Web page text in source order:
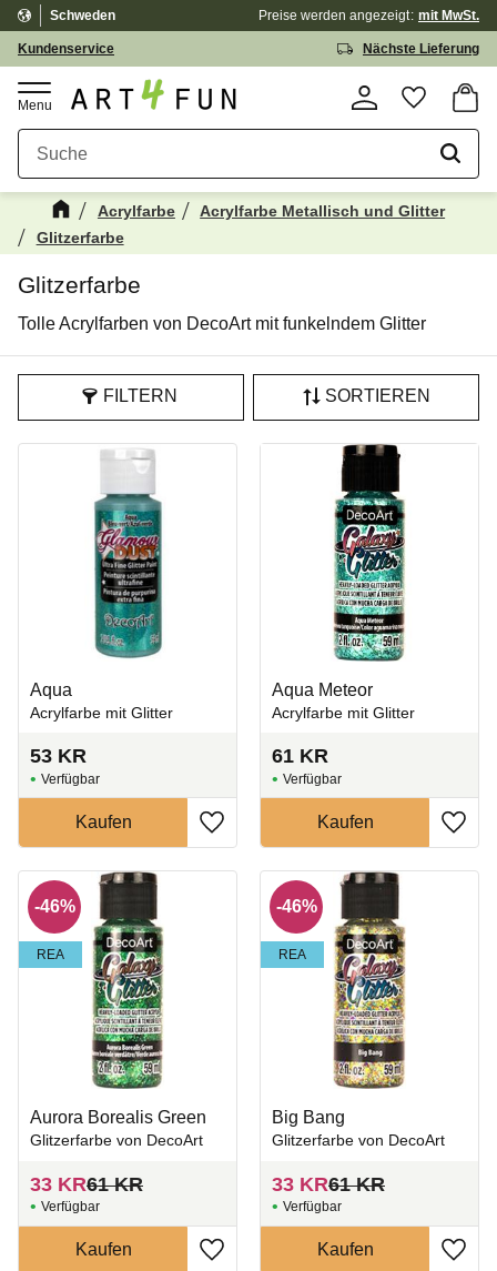
Menü
Kundenservice Nächste Lieferung
Schweden Preise werden angezeigt mit MwSt.
Acrylfarbe
Acrylfarbe Metallisch und Glitter
Glitzerfarbe
Glitzerfarbe
Tolle Acrylfarben von DecoArt mit funkelndem Glitter
FILTERN SORTIEREN
Aqua
Acrylfarbe mit Glitter
53 KR
Zu Favoriten hinzufügen
Aqua Meteor
Acrylfarbe mit Glitter
61 KR
Zu
Aurora Borealis Green
Glitzerfarbe von DecoArt
33 KR61KR
46%
REA
Zu Favoriten hinzufügen
Big Bang
Glitzerfarbe von DecoArt
33 KR61KR
46%
REA
Zu